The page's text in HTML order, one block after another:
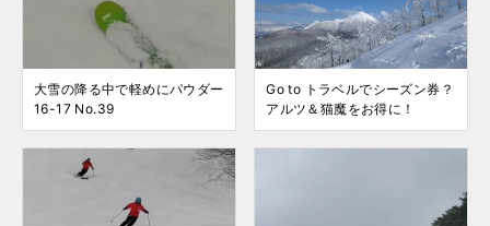
大雪の降る中で軽めにパウダー
16-17 No.39
Go to トラベルでシーズン券？
アルツ＆猫魔をお得に！